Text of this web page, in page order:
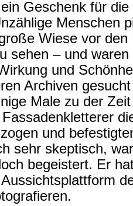
Geschenk für
Menschen
Wiese vor
sehen – und
und
Archiven
Male zu der
und
sehr skeptisch,
begeistert. Er